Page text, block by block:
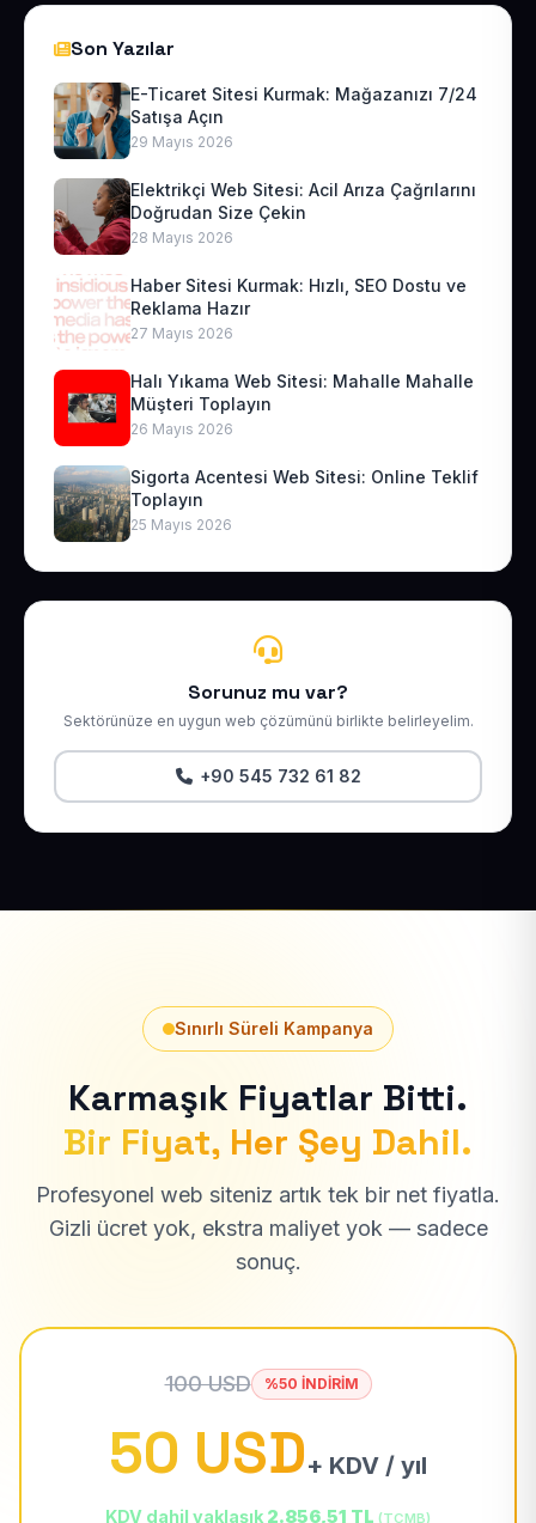
Son Yazılar
E-Ticaret Sitesi Kurmak: Mağazanızı 7/24
Satışa Açın
29 Mayıs 2026
Elektrikçi Web Sitesi: Acil Arıza Çağrılarını
Doğrudan Size Çekin
28 Mayıs 2026
Haber Sitesi Kurmak: Hızlı, SEO Dostu ve
Reklama Hazır
27 Mayıs 2026
Halı Yıkama Web Sitesi: Mahalle Mahalle
Müşteri Toplayın
26 Mayıs 2026
Sigorta Acentesi Web Sitesi: Online Teklif
Toplayın
25 Mayıs 2026
Sorunuz mu var?
Sektörünüze en uygun web çözümünü birlikte belirleyelim.
+90 545 732 61 82
Sınırlı Süreli Kampanya
Karmaşık Fiyatlar Bitti.
Bir Fiyat, Her Şey Dahil.
Profesyonel web siteniz artık tek bir net fiyatla.
Gizli ücret yok, ekstra maliyet yok — sadece
sonuç.
100 USD %50 İNDİRİM
50 USD+ KDV / yıl
KDV dahil yaklaşık 2.856,51 TL (TCMB)